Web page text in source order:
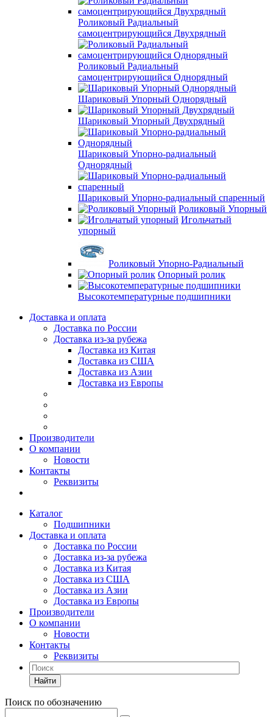
Роликовый Радиальный
самоцентрирующийся Двухрядный
Роликовый Радиальный
самоцентрирующийся Однорядный
Шариковый Упорный Однорядный
Шариковый Упорный Двухрядный
Шариковый Упорно-радиальный
Однорядный
Шариковый Упорно-радиальный спаренный
Роликовый Упорный
Игольчатый
упорный
Роликовый Упорно-Радиальный
Опорный ролик
Высокотемпературные подшипники
Доставка и оплата
Доставка по России
Доставка из-за рубежа
Доставка из Китая
Доставка из США
Доставка из Азии
Доставка из Европы
Производители
О компании
Новости
Контакты
Реквизиты
Каталог
Подшипники
Доставка и оплата
Доставка по России
Доставка из-за рубежа
Доставка из Китая
Доставка из США
Доставка из Азии
Доставка из Европы
Производители
О компании
Новости
Контакты
Реквизиты
Найти
Поиск по обозначению